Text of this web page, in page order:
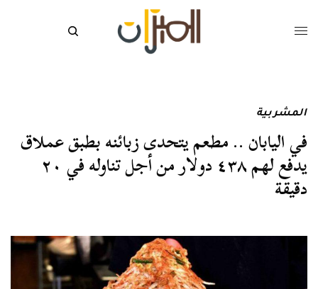
المشربية
في اليابان .. مطعم يتحدى زبائنه بطبق عملاق
يدفع لهم ٤٣٨ دولار من أجل تناوله في ٢٠
دقيقة